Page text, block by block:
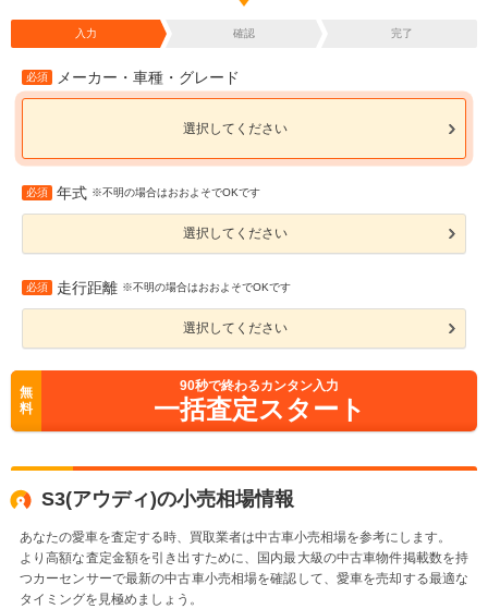
入力 確認 完了
必須 メーカー・車種・グレード
選択してください
必須 年式 ※不明の場合はおおよそでOKです
選択してください
必須 走行距離 ※不明の場合はおおよそでOKです
選択してください
無
料
90秒で終わるカンタン入力
一括査定スタート
S3(アウディ)の小売相場情報
あなたの愛車を査定する時、買取業者は中古車小売相場を参考にします。
より高額な査定金額を引き出すために、国内最大級の中古車物件掲載数を持
つカーセンサーで最新の中古車小売相場を確認して、愛車を売却する最適な
タイミングを見極めましょう。